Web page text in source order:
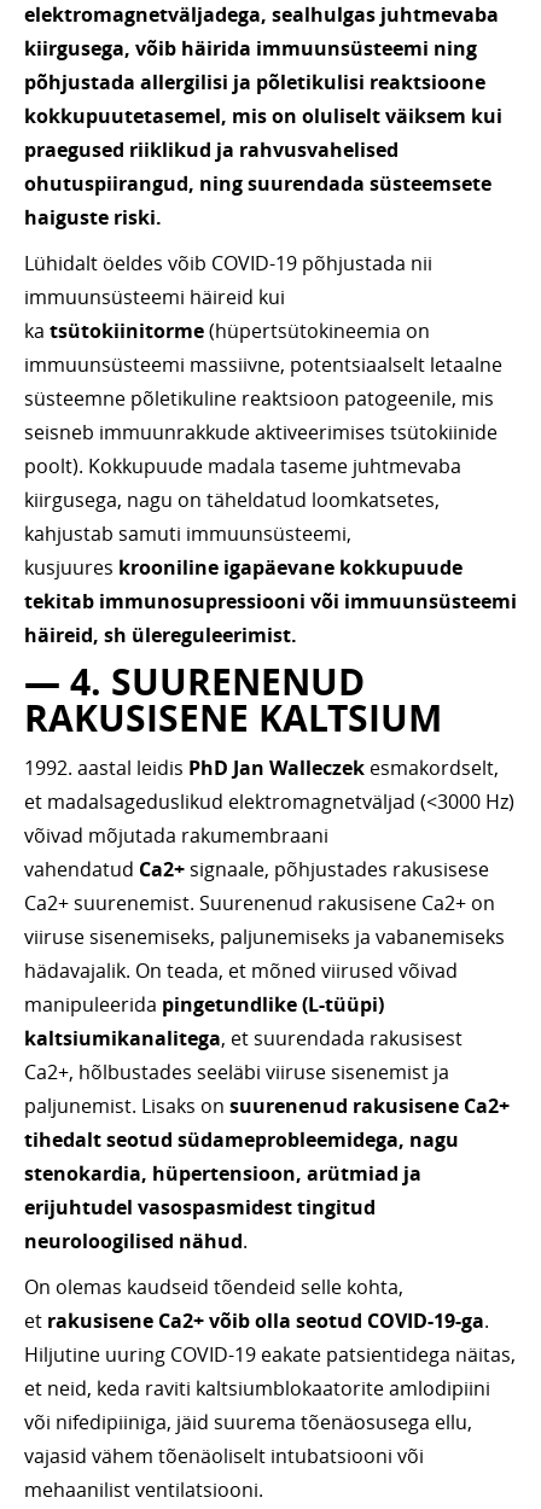
elektromagnetväljadega, sealhulgas juhtmevaba
kiirgusega, võib häirida immuunsüsteemi ning
põhjustada allergilisi ja põletikulisi reaktsioone
kokkupuutetasemel, mis on oluliselt väiksem kui
praegused riiklikud ja rahvusvahelised
ohutuspiirangud, ning suurendada süsteemsete
haiguste riski.
Lühidalt öeldes võib COVID-19 põhjustada nii
immuunsüsteemi häireid kui
ka tsütokiinitorme(hüpertsütokineemia on
immuunsüsteemi massiivne, potentsiaalselt letaalne
süsteemne põletikuline reaktsioon patogeenile, mis
seisneb immuunrakkude aktiveerimises tsütokiinide
poolt). Kokkupuude madala taseme juhtmevaba
kiirgusega, nagu on täheldatud loomkatsetes,
kahjustab samuti immuunsüsteemi,
kusjuures krooniline igapäevane kokkupuude
tekitab immunosupressiooni või immuunsüsteemi
häireid, sh ülereguleerimist.
— 4. SUURENENUD
RAKUSISENE KALTSIUM
1992. aastal leidis PhD Jan Walleczek esmakordselt,
et madalsageduslikud elektromagnetväljad (<3000 Hz)
võivad mõjutada rakumembraani
vahendatud Ca2+signaale, põhjustades rakusisese
Ca2+ suurenemist. Suurenenud rakusisene Ca2+ on
viiruse sisenemiseks, paljunemiseks ja vabanemiseks
hädavajalik. On teada, et mõned viirused võivad
manipuleerida pingetundlike (L-tüüpi)
kaltsiumikanalitega, et suurendada rakusisest
Ca2+, hõlbustades seeläbi viiruse sisenemist ja
paljunemist. Lisaks on suurenenud rakusisene Ca2+
tihedalt seotud südameprobleemidega, nagu
stenokardia, hüpertensioon, arütmiad ja
erijuhtudel vasospasmidest tingitud
neuroloogilised nähud.
On olemas kaudseid tõendeid selle kohta,
et rakusisene Ca2+ võib olla seotud COVID-19-ga.
Hiljutine uuring COVID-19 eakate patsientidega näitas,
et neid, keda raviti kaltsiumblokaatorite amlodipiini
või nifedipiiniga, jäid suurema tõenäosusega ellu,
vajasid vähem tõenäoliselt intubatsiooni või
mehaanilist ventilatsiooni.